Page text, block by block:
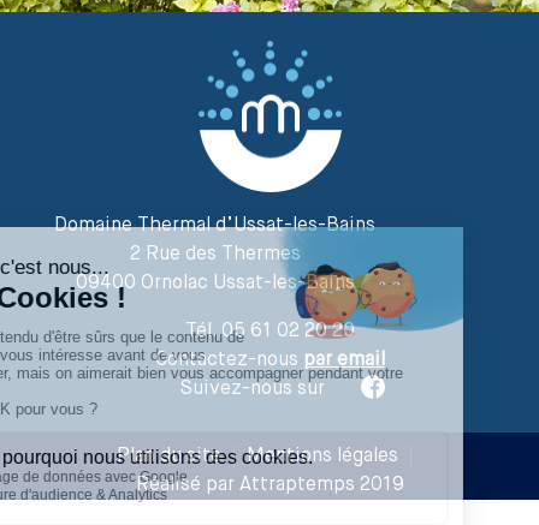
Domaine Thermal d’Ussat-les-Bains
2 Rue des Thermes
09400 Ornolac Ussat-les-Bains
Tél. 05 61 02 20 20
Contactez-nous par email
Suivez-nous sur
Plan du site | Mentions légales
Réalisé par Attraptemps 2019